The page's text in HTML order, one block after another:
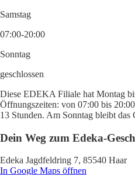
Samstag
07:00-20:00
Sonntag
geschlossen
Diese EDEKA Filiale hat Montag
Öffnungszeiten: von 07:00 bis
13 Stunden. Am Sonntag bleibt das
Dein Weg zum Edeka-
Edeka Jagdfeldring 7, 85540 Haar
In Google Maps öffnen